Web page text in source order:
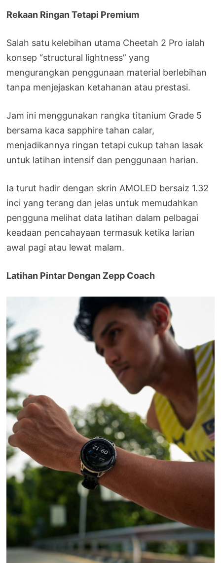
Rekaan Ringan Tetapi Premium
Salah satu kelebihan utama Cheetah 2 Pro ialah
konsep “structural lightness” yang
mengurangkan penggunaan material berlebihan
tanpa menjejaskan ketahanan atau prestasi.
Jam ini menggunakan rangka titanium Grade 5
bersama kaca sapphire tahan calar,
menjadikannya ringan tetapi cukup tahan lasak
untuk latihan intensif dan penggunaan harian.
Ia turut hadir dengan skrin AMOLED bersaiz 1.32
inci yang terang dan jelas untuk memudahkan
pengguna melihat data latihan dalam pelbagai
keadaan pencahayaan termasuk ketika larian
awal pagi atau lewat malam.
Latihan Pintar Dengan Zepp Coach